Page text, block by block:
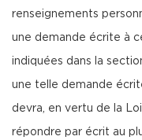
renseignements
une demande écrite à
indiquées dans la
une telle demande
devra, en vertu de la
répondre par écrit au